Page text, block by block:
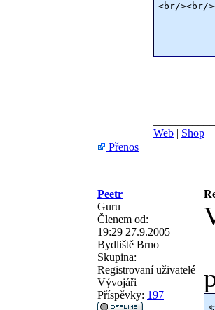
<br/><br/
Web | Shop
Přenos
Peetr
Guru
Členem od:
19:29 27.9.2005
Bydliště Brno
Skupina:
Registrovaní uživatelé
Vývojáři
Příspěvky: 197